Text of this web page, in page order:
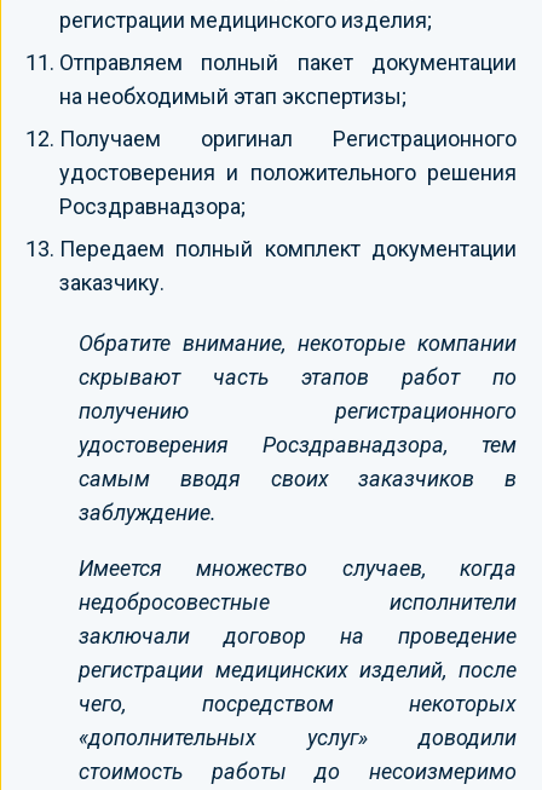
регистрации медицинского изделия;
Отправляем полный пакет документации
на необходимый этап экспертизы;
Получаем оригинал Регистрационного
удостоверения и положительного решения
Росздравнадзора;
Передаем полный комплект документации
заказчику.
Обратите внимание, некоторые компании
скрывают часть этапов работ по
получению регистрационного
удостоверения Росздравнадзора, тем
самым вводя своих заказчиков в
заблуждение.
Имеется множество случаев, когда
недобросовестные исполнители
заключали договор на проведение
регистрации медицинских изделий, после
чего, посредством некоторых
«дополнительных услуг» доводили
стоимость работы до несоизмеримо